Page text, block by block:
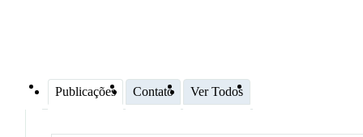
Publicações Contato Ver Todos